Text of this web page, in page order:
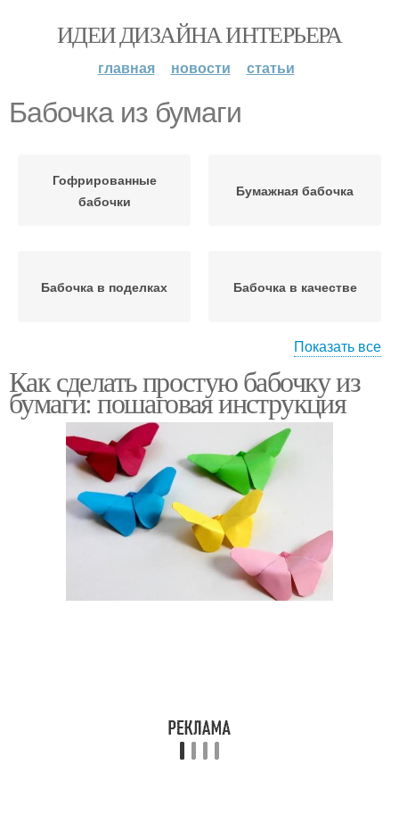
ИДЕИ ДИЗАЙНА ИНТЕРЬЕРА
главная новости статьи
Бабочка из бумаги
Гофрированные
бабочки
Бумажная бабочка
Бабочка в поделках Бабочка в качестве
Бумажные бабочки
Бабочки в детском
творчестве
Бабочка из
гофрированной бумаги
Бабочка из плотной
Объемные бабочки
Показать все
Как сделать простую бабочку из
бумаги: пошаговая инструкция